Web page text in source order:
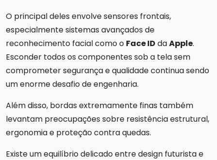
O principal deles envolve sensores frontais,
especialmente sistemas avançados de
reconhecimento facial como o Face ID daApple.
Esconder todos os componentes sob a tela sem
comprometer segurança e qualidade continua sendo
um enorme desafio de engenharia.
Além disso, bordas extremamente finas também
levantam preocupações sobre resistência estrutural,
ergonomia e proteção contra quedas.
Existe um equilíbrio delicado entre design futurista e